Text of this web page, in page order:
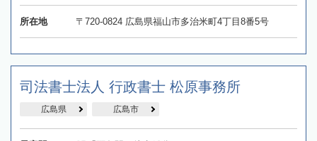
所在地 〒720-0824 広島県福山市多治米町4丁目8番5号
司法書士法人 行政書士 松原事務所
広島県 広島市